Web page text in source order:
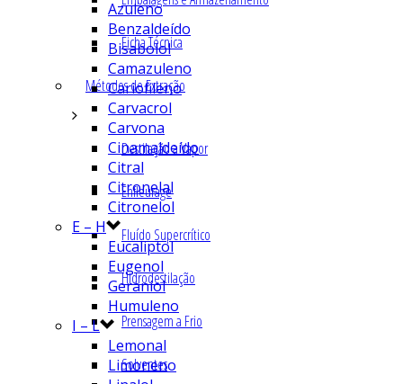
Ficha Técnica
Métodos de Extração
Destilação a Vapor
Enfleurage
Fluído Supercrítico
Hidrodestilação
Prensagem a Frio
Solventes
Azuleno
Benzaldeído
Bisabolol
Camazuleno
Cariofileno
Carvacrol
Carvona
Cinamaldeído
Citral
Citronelal
Citronelol
E – H
Eucaliptol
Eugenol
Geraniol
Humuleno
I – L
Lemonal
Limoneno